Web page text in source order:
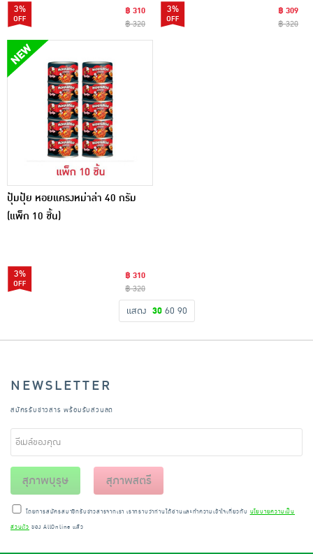
3%
฿ 310
฿ 320
3%
฿ 309
฿ 320
ปุ้มปุ้ย หอยแครงหม่าล่า 40 กรัม
(แพ็ก 10 ชิ้น)
3%
฿ 310
฿ 320
แสดง 30 60 90
NEWSLETTER
สมัครรับข่าวสาร พร้อมรับส่วนลด
สุภาพบุรุษ สุภาพสตรี
โดยการสมัครสมาชิกรับข่าวสารจากเรา เราทราบว่าท่านได้อ่านและทำความเข้าใจเกี่ยวกับ นโยบายความเป็น
ส่วนตัว ของ AllOnline แล้ว